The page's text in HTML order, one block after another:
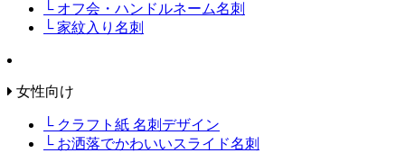
└ オフ会・ハンドルネーム名刺
└ 家紋入り名刺
女性向け
└ クラフト紙 名刺デザイン
└ お洒落でかわいいスライド名刺